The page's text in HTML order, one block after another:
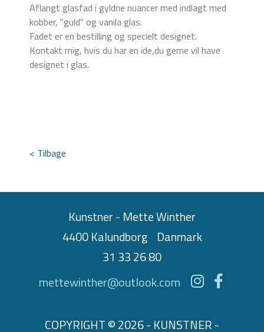
Aflangt glasfad i gyldne nuancer med indlagt med
kobber, "guld" og vanila glas.
Fadet er en bestilling og specielt designet.
Kontakt mig, hvis du har en ide,du gerne vil have
designet i glas.
< Tilbage
Kunstner - Mette Winther
4400 Kalundborg Danmark
31 33 26 80
mettewinther@outlook.com
COPYRIGHT © 2026 - KUNSTNER -